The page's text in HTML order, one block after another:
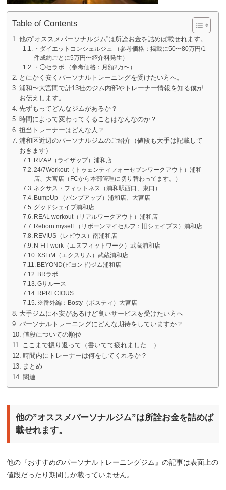
Table of Contents
他の”オススメパーソナルジム”は所詮お金を詰めば載せれます。
・ダイエットコンシェルジュ （参考価格：掲載に50〜80万円/1
件成約ごとに5万円〜紹介料発生）
・◯セラボ （参考価格：月額2万〜）
とにかく安くパーソナルトレーニングを受けたい方へ。
浦和〜大宮間で計13社のジム内部やトレーナー情報を知る僕が
お伝えします。
先ずもってどんなジムがあるか？
時間によって変わってくることはなんなのか？
担当トレーナーはどんな人？
浦和区近辺のパーソナルジムのご紹介（値段も大手は記載して
おきます）
RIZAP（ライザップ）浦和店
24/7Workout（トゥェンティフォーセブンワークアウト）浦和
店、大宮店（FCから本部管理に切り替わってます。）
ネクサス・フィットネス（浦和駅西口、東口）
BumpUp （バンプアップ）浦和店、大宮店
グッドシェイプ浦和店
REAL workout（リアルワークアウト）浦和店
Reborn myself （リボーンマイセルフ：旧シェイプス）浦和店
REVIUS（レビウス）南浦和店
N-FIT work（エヌフィットワーク）武蔵浦和店
XSLiM（エクスリム）武蔵浦和店
BEYOND(ビヨンド)ジム浦和店
BRラボ
Gサルース
RPRECIOUS
※番外編：Bosty（ボスティ）大宮店
大手ジムに不安があるけど良いサービスを受けたい方へ
パーソナルトレーニングにどんな期待をしていますか？
値段についての順位
ここまで振り返って（書いてて疲れました…）
時間内にトレーナーは何をしてくれるか？
まとめ
関連
他の”オススメパーソナルジム”は所詮お金を詰めば
載せれます。
他の『おすすめのパーソナルトレーニングジム』の記事は表面上の
値段だったり期間しか載っていません。